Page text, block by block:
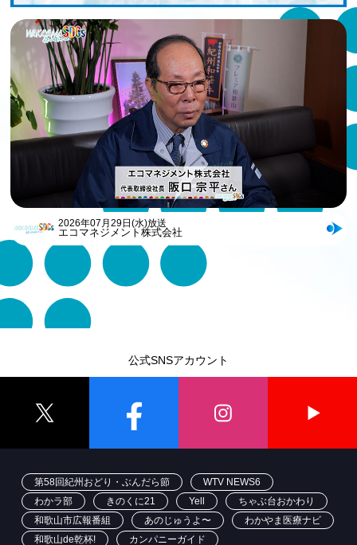
2026年07月29日(水)放送
エコマネジメント株式会社
公式SNSアカウント
第58回紀州おどり・ぶんだら節
WTV NEWS6
わかラ部
きのくに21 Yell
ちゃぶ台おかわり
和歌山市広報番組
あのじゅうよ〜
わかやま医療ナビ
和歌山de乾杯!
カンパニーガイド